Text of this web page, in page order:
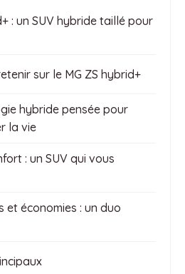
: un SUV hybride taillé pour
sur le MG ZS hybrid+
hybride pensée pour
la vie
: un SUV qui vous
et économies : un duo